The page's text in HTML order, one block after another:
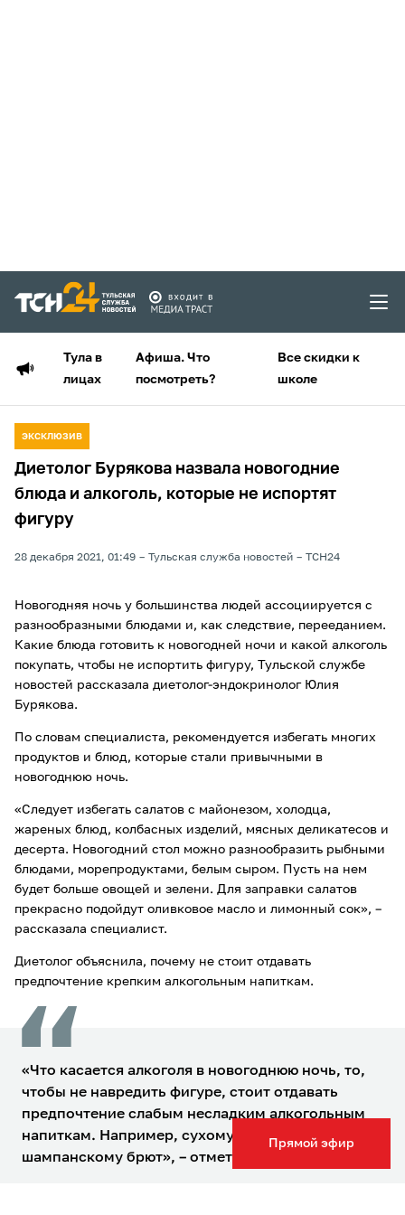
Тула в
лицах
Афиша. Что
посмотреть?
Все скидки к
школе
Прямой эфир
ЭКСКЛЮЗИВ
Диетолог Бурякова назвала новогодние
блюда и алкоголь, которые не испортят
фигуру
28 декабря 2021, 01:49 Тульская служба новостей ТСН24
Новогодняя ночь у большинства людей ассоциируется с
разнообразными блюдами и, как следствие, перееданием.
Какие блюда готовить к новогодней ночи и какой алкоголь
покупать, чтобы не испортить фигуру, Тульской службе
новостей рассказала диетолог-эндокринолог Юлия
Бурякова.
По словам специалиста, рекомендуется избегать многих
продуктов и блюд, которые стали привычными в
новогоднюю ночь.
«Следует избегать салатов с майонезом, холодца,
жареных блюд, колбасных изделий, мясных деликатесов и
десерта. Новогодний стол можно разнообразить рыбными
блюдами, морепродуктами, белым сыром. Пусть на нем
будет больше овощей и зелени. Для заправки салатов
прекрасно подойдут оливковое масло и лимонный сок», –
рассказала специалист.
Диетолог объяснила, почему не стоит отдавать
предпочтение крепким алкогольным напиткам.
«Что касается алкоголя в новогоднюю ночь, то,
чтобы не навредить фигуре, стоит отдавать
предпочтение слабым несладким алкогольным
напиткам. Например, сухому вину или
шампанскому брют», – отметила эксперт.